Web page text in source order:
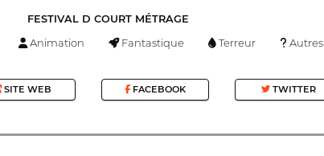
FESTIVAL D COURT MÉTRAGE
Animation Fantastique Terreur Autres
SITE WEB FACEBOOK TWITTER